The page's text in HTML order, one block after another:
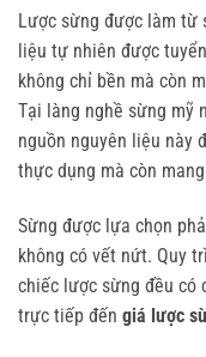
Lược sừng được làm từ
liệu tự nhiên được
không chỉ bền mà còn
Tại làng nghề sừng mỹ
nguồn nguyên liệu này
thực dụng mà còn
Sừng được lựa chọn
không có vết nứt. Quy
chiếc lược sừng đều có
trực tiếp đến giá lược